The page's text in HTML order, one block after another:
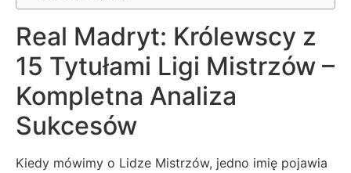
Real Madryt: Królewscy z
15 Tytułami Ligi Mistrzów –
Kompletna Analiza
Sukcesów
Kiedy mówimy o Lidze Mistrzów, jedno imię pojawia